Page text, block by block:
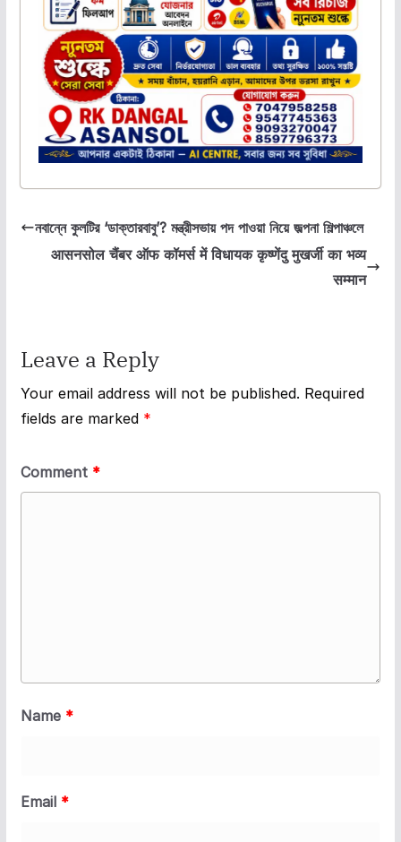
নবান্নে কুলটির ‘ডাক্তারবাবু’? মন্ত্রীসভায় পদ পাওয়া নিয়ে জল্পনা শিল্পাঞ্চলে
आसनसोल चैंबर ऑफ कॉमर्स में विधायक कृष्णेंदु मुखर्जी का भव्य
सम्मान
Leave a Reply
Your email address will not be published. Required
fields are marked *
Comment *
Name *
Email *